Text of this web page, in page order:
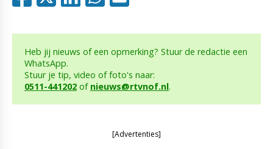
Heb jij nieuws of een opmerking? Stuur de redactie een
WhatsApp.
Stuur je tip, video of foto's naar:
0511-441202 of nieuws@rtvnof.nl.
[Advertenties]